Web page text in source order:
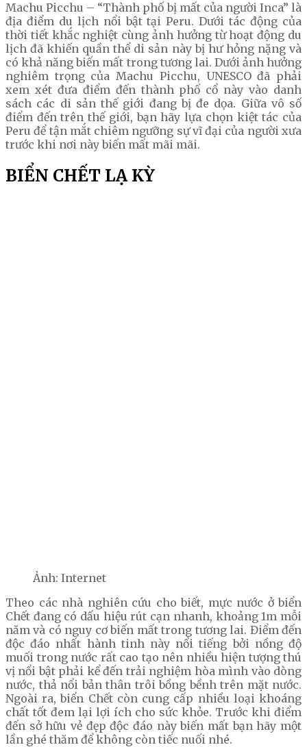
Machu Picchu – “Thành phố bị mất của người Inca” là
địa điểm du lịch nổi bật tại Peru. Dưới tác động của
thời tiết khắc nghiệt cùng ảnh hưởng từ hoạt động du
lịch đã khiến quần thể di sản này bị hư hỏng nặng và
có khả năng biến mất trong tương lai. Dưới ảnh hưởng
nghiêm trọng của Machu Picchu, UNESCO đã phải
xem xét đưa điểm đến thành phố cổ này vào danh
sách các di sản thế giới đang bị đe dọa. Giữa vô số
điểm đến trên thế giới, bạn hãy lựa chọn kiệt tác của
Peru để tận mắt chiêm ngưỡng sự vĩ đại của người xưa
trước khi nơi này biến mất mãi mãi.
BIỂN CHẾT LẠ KỲ
Ảnh: Internet
Theo các nhà nghiên cứu cho biết, mực nước ở biển
Chết đang có dấu hiệu rút cạn nhanh, khoảng 1m mỗi
năm và có nguy cơ biến mất trong tương lai. Điểm đến
độc đáo nhất hành tinh này nổi tiếng bởi nồng độ
muối trong nước rất cao tạo nên nhiều hiện tượng thú
vị nổi bật phải kể đến trải nghiệm hòa mình vào dòng
nước, thả nổi bản thân trôi bồng bềnh trên mặt nước.
Ngoài ra, biển Chết còn cung cấp nhiều loại khoáng
chất tốt đem lại lợi ích cho sức khỏe. Trước khi điểm
đến sở hữu vẻ đẹp độc đáo này biến mất bạn hãy một
lần ghé thăm để không còn tiếc nuối nhé.